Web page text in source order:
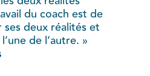
du coach est de
deux réalités et
de l’autre. »